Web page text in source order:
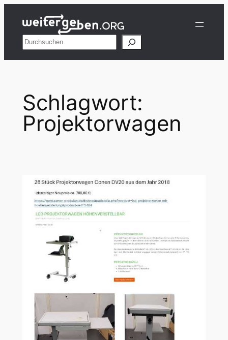
Inhalt
springenSuchen
Schlagwort:
Projektorwagen